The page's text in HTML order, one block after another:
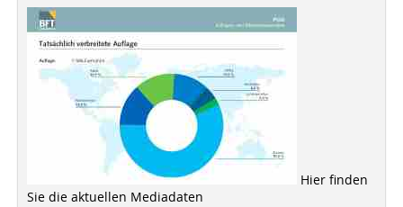
Hier finden
Sie die aktuellen Mediadaten